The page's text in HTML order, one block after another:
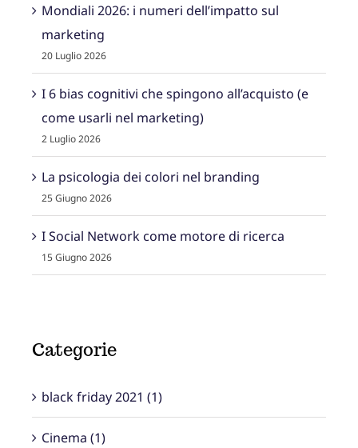
Mondiali 2026: i numeri dell’impatto sul
marketing
20 Luglio 2026
I 6 bias cognitivi che spingono all’acquisto (e
come usarli nel marketing)
2 Luglio 2026
La psicologia dei colori nel branding
25 Giugno 2026
I Social Network come motore di ricerca
15 Giugno 2026
Categorie
black friday 2021 (1)
Cinema (1)